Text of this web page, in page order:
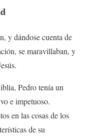
y dándose cuenta de
se maravillaban, y
Pedro tenía un
e impetuoso.
en las cosas de los
de su